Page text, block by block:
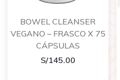
BOWEL CLEANSER
VEGANO – FRASCO X 75
CÁPSULAS
S/145.00